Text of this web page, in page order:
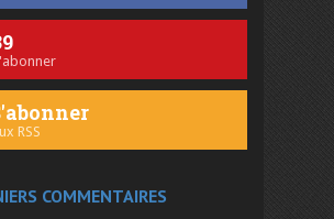
RSS
COMMENTAIRES